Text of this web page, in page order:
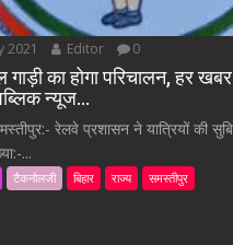
2021 Editor 0
गाड़ी का होगा परिचालन, हर
न्यूज…
रेलवे प्रशासन ने यात्रियों की
...
टैकनोलजी बिहार राज्य समस्तीपुर